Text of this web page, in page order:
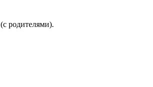
родителями).